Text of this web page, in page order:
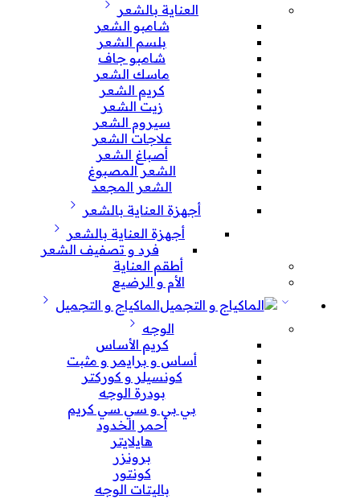
العناية بالشعر
شامبو الشعر
بلسم الشعر
شامبو جاف
ماسك الشعر
كريم الشعر
زيت الشعر
سيروم الشعر
علاجات الشعر
أصباغ الشعر
الشعر المصبوغ
الشعر المجعد
أجهزة العناية بالشعر
أجهزة العناية بالشعر
فرد و تصفيف الشعر
أطقم العناية
الأم و الرضيع
الماكياج و التجميل
الوجه
كريم الأساس
أساس و برايمر و مثبت
كونسيلر و كوركتر
بودرة الوجه
بي بي و سي سي كريم
أحمر الخدود
هايلايتر
برونزر
كونتور
باليتات الوجه